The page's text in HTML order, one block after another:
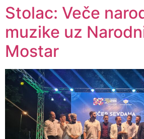
Stolac: Veče
muzike uz
Mostar